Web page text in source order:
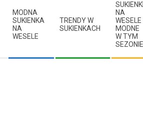
Navigation
Menu
MODNA
SUKIENKA
NA
WESELE
TRENDY W
SUKIENKACH
SUKIENKI
NA
WESELE
MODNE
W TYM
SEZONIE